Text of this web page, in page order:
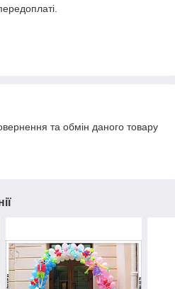
та обмін даного товару